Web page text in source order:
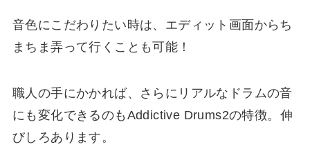
音色にこだわりたい時は、エディット画面からち
まちま弄って行くことも可能！
職人の手にかかれば、さらに リアルなドラムの音
にも変化できるのもAddictive Drums2の特徴。伸
びしろあります。